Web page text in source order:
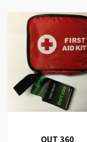
OUT 360